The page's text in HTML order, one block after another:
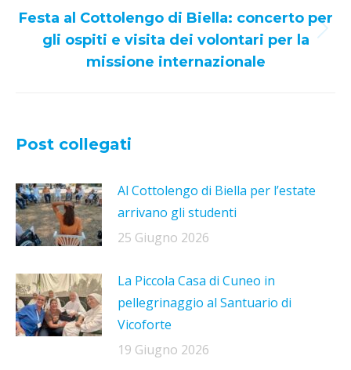
Next
post:
Festa al Cottolengo di Biella: concerto per
gli ospiti e visita dei volontari per la
missione internazionale
Post collegati
Al Cottolengo di Biella per l’estate
arrivano gli studenti
25 Giugno 2026
La Piccola Casa di Cuneo in
pellegrinaggio al Santuario di
Vicoforte
19 Giugno 2026